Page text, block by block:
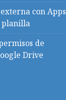
con Apps
planilla
de
Drive